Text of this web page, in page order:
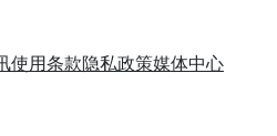
使用条款隐私政策媒体中心